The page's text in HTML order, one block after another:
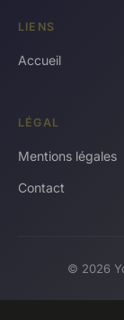
LIENS
Accueil
LÉGAL
Mentions légales
Contact
© 2026